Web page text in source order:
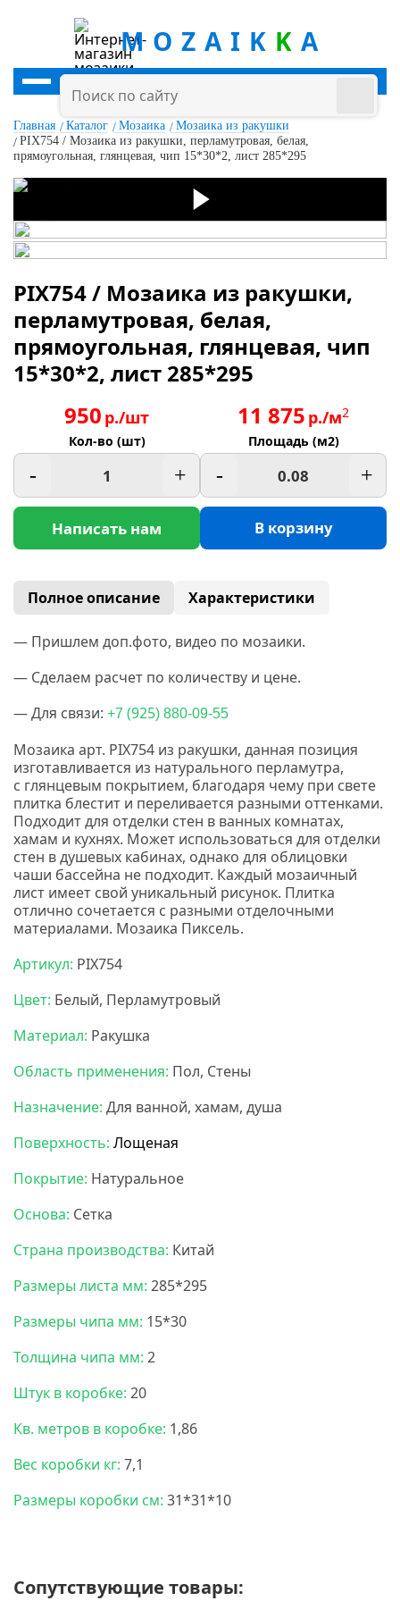
MOZAIK K A
Главная Каталог Мозаика
Мозаика из ракушки
PIX754 / Мозаика из ракушки, перламутровая, белая,
прямоугольная, глянцевая, чип 15*30*2, лист 285*295
PIX754 / Мозаика из ракушки,
перламутровая, белая,
прямоугольная, глянцевая, чип
15*30*2, лист 285*295
950 р./шт
Кол-во (шт)
- +
Написать нам
11 875 р./м2
Площадь (м2)
- +
В корзину
Полное описание Характеристики
— Пришлем доп.фото, видео по мозаики.
— Сделаем расчет по количеству и цене.
— Для связи: +7 (925) 880-09-55
Мозаика арт. PIX754 из ракушки, данная позиция
изготавливается из натурального перламутра,
с глянцевым покрытием, благодаря чему при свете
плитка блестит и переливается разными оттенками.
Подходит для отделки стен в ванных комнатах,
хамам и кухнях. Может использоваться для отделки
стен в душевых кабинах, однако для облицовки
чаши бассейна не подходит. Каждый мозаичный
лист имеет свой уникальный рисунок. Плитка
отлично сочетается с разными отделочными
материалами. Мозаика Пиксель.
Артикул: PIX754
Цвет: Белый, Перламутровый
Материал: Ракушка
Область применения: Пол, Стены
Назначение: Для ванной, хамам, душа
Поверхность: Лощеная
Покрытие: Натуральное
Основа: Сетка
Страна производства: Китай
Размеры листа мм: 285*295
Размеры чипа мм: 15*30
Толщина чипа мм: 2
Штук в коробке: 20
Кв. метров в коробке: 1,86
Вес коробки кг: 7,1
Размеры коробки см: 31*31*10
Сопутствующие товары: